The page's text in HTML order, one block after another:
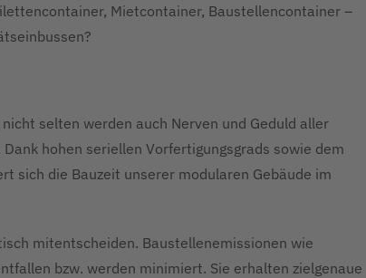
Mietcontainer, Baustellencontainer –
selten werden auch Nerven und Geduld aller
hohen seriellen Vorfertigungsgrads sowie dem
sich die Bauzeit unserer modularen Gebäude im
mitentscheiden. Baustellenemissionen wie
bzw. werden minimiert. Sie erhalten zielgenaue